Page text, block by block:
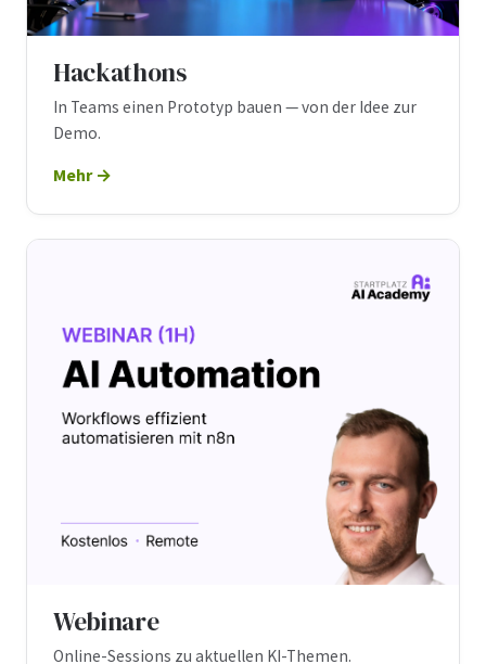
Hackathons
In Teams einen Prototyp bauen — von der Idee zur
Demo.
Mehr
Webinare
Online-Sessions zu aktuellen KI-Themen.